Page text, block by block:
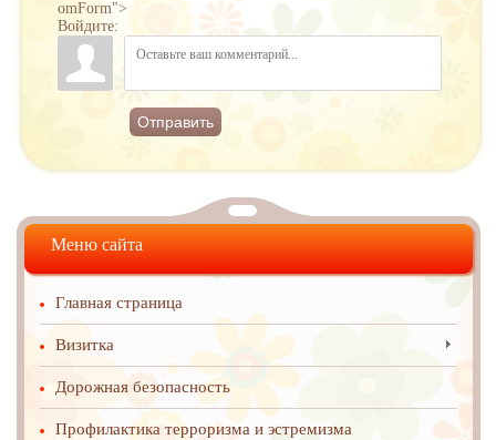
omForm">
Войдите:
Отправить
Меню сайта
Главная страница
Визитка
Дорожная безопасность
Профилактика терроризма и эстремизма